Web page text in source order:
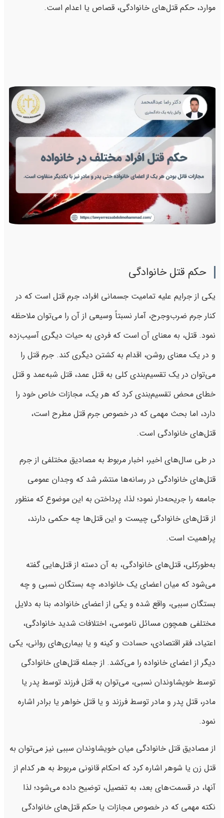
موارد، حکم قتل‌های خانوادگی، قصاص یا اعدام است.
حکم قتل خانوادگی
یکی از جرایم علیه تمامیت جسمانی افراد، جرم قتل است که در
کنار جرم ضرب‌وجرح، آمار نسبتاً وسیعی از آن را می‌توان ملاحظه
نمود. قتل، به معنای آن است که فردی به حیات دیگری آسیب‌زده
و در یک معنای روشن، اقدام به کشتن دیگری کند. جرم قتل را
می‌توان در یک تقسیم‌بندی کلی به قتل عمد، قتل شبه‌عمد و قتل
خطای محض تقسیم‌بندی کرد که هر یک، مجازات خاص خود را
دارد، اما بحث مهمی که در خصوص جرم قتل مطرح است،
قتل‌های خانوادگی است.
در طی سال‌های اخیر، اخبار مربوط به مصادیق مختلفی از جرم
قتل‌های خانوادگی در رسانه‌ها منتشر شد که وجدان عمومی
جامعه را جریحه‌دار نمود؛ لذا، پرداختن به این موضوع که منظور
از قتل‌های خانوادگی چیست و این قتل‌ها چه حکمی دارند،
پراهمیت است.
به‌طورکلی، قتل‌های خانوادگی، به آن دسته از قتل‌هایی گفته
می‌شود که میان اعضای یک خانواده، چه بستگان نسبی و چه
بستگان سببی، واقع شده و یکی از اعضای خانواده، بنا به دلایل
مختلفی همچون مسائل ناموسی، اختلافات شدید خانوادگی،
اعتیاد، فقر اقتصادی، حسادت و کینه و یا بیماری‌های روانی، یکی
دیگر از اعضای خانواده را می‌کشد. از جمله قتل‌های خانوادگی
توسط خویشاوندان نسبی، می‌توان به قتل فرزند توسط پدر یا
مادر، قتل پدر و مادر توسط فرزند و یا قتل خواهر یا برادر اشاره
نمود.
از مصادیق قتل خانوادگی میان خویشاوندان سببی نیز می‌توان به
قتل زن یا شوهر اشاره کرد که احکام قانونی مربوط به هر کدام از
آنها، در قسمت‌های بعد، به ‌تفصیل، توضیح داده می‌شود؛ لذا
نکته مهمی که در خصوص مجازات یا حکم قتل‌های خانوادگی